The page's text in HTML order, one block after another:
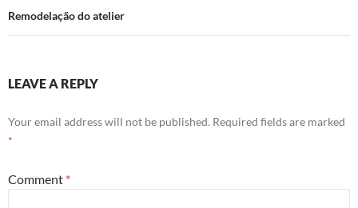
Remodelação do atelier
LEAVE A REPLY
Your email address will not be published. Required fields are marked
*
Comment *